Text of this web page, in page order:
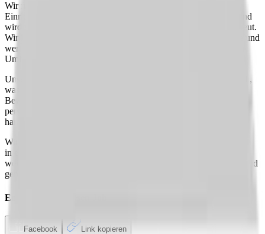
Wir freuen uns, dass Sie sich für eine Karriere in unserer
Einrichtung interessieren. Unsere Einrichtung bietet 82 Betten und
wird von einem engagierten Team von 80 Mitarbeiter:innen betreut.
Wir legen großen Wert auf eine auf den Menschen ausgerichtete und
wertschätzende Arbeitsumgebung. Bei uns arbeiten Sie in einem
Umfeld, das von Hilfsbereitschaft und Augenhöhe geprägt ist.
Unser Team ist fest auf die verschiedenen Wohnbereiche zugeteilt,
was eine kontinuierliche und individuelle Betreuung unserer
Bewohner:innen ermöglicht. Diese Struktur fördert nicht nur die
persönliche Bindung zu den Bewohner:innen, sondern auch ein
harmonisches und unterstützendes Arbeitsklima.
Wir laden Sie herzlich ein, Teil unseres Teams zu werden und sich
in einer professionellen, aber zugleich menschlichen Atmosphäre
weiterzuentwickeln. Wir freuen uns darauf, Sie kennenzulernen und
gemeinsam mit Ihnen unsere Werte in die Tat umzusetzen.
Empfehlen Sie diesen
Facebook Link kopieren